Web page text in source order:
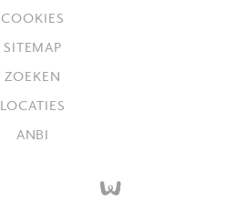
COOKIES
SITEMAP
ZOEKEN
LOCATIES
ANBI